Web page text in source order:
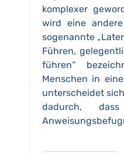
komplexer
wird eine
sogenannte
Führen,
führen“
Menschen in
unterscheidet
dadurch,